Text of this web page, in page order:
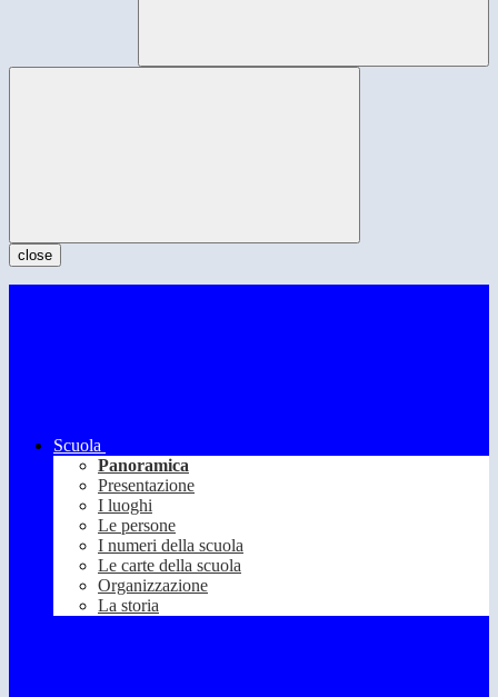
close
Scuola
Panoramica
Presentazione
I luoghi
Le persone
I numeri della scuola
Le carte della scuola
Organizzazione
La storia